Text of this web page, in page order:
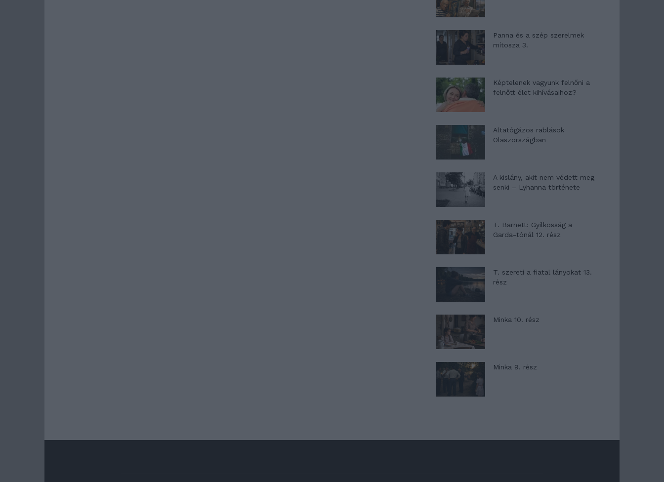
Panna és a szép szerelmek
mítosza 3.
Képtelenek vagyunk felnőni a
felnőtt élet kihívásaihoz?
Altatógázos rablások
Olaszországban
A kislány, akit nem védett meg
senki – Lyhanna története
T. Barnett: Gyilkosság a
Garda-tónál 12. rész
T. szereti a fiatal lányokat 13.
rész
Minka 10. rész
Minka 9. rész